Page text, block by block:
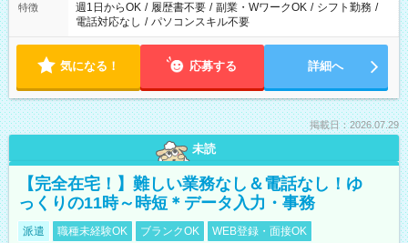
特徴 週1日からOK / 履歴書不要 / 副業・WワークOK / シフト勤務 /
電話対応なし / パソコンスキル不要
気になる！ 応募する 詳細へ
掲載日：2026.07.29
未読
【完全在宅！】難しい業務なし＆電話なし！ゆ
っくりの11時～時短＊データ入力・事務
派遣 職種未経験OK ブランクOK WEB登録・面接OK